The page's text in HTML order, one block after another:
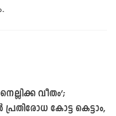
വീതം’;
കോട്ട കെട്ടാം,